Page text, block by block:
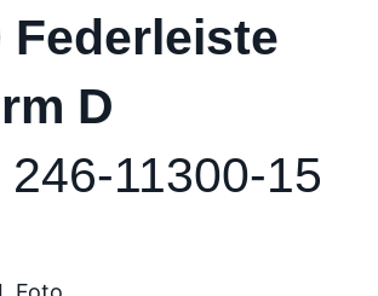
Federleiste
D
246-11300-15